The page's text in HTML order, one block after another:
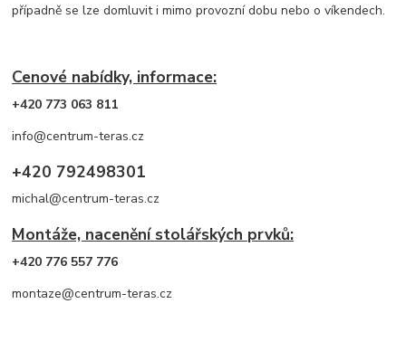
případně se lze domluvit i mimo provozní dobu nebo o víkendech.
Cenové nabídky, informace:
+420 773 063 811
info@centrum-teras.cz
+420 792498301
michal@centrum-teras.cz
Montáže, nacenění stolářských prvků:
+420 776 557 776
montaze@centrum-teras.cz